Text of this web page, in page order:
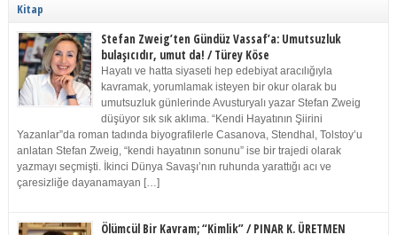
Kitap
Stefan Zweig’ten Gündüz Vassaf’a: Umutsuzluk
bulaşıcıdır, umut da! / Türey Köse
Hayatı ve hatta siyaseti hep edebiyat aracılığıyla
kavramak, yorumlamak isteyen bir okur olarak bu
umutsuzluk günlerinde Avusturyalı yazar Stefan Zweig
düşüyor sık sık aklıma. “Kendi Hayatının Şiirini
Yazanlar”da roman tadında biyografilerle Casanova, Stendhal, Tolstoy’u
anlatan Stefan Zweig, “kendi hayatının sonunu” ise bir trajedi olarak
yazmayı seçmişti. İkinci Dünya Savaşı’nın ruhunda yarattığı acı ve
çaresizliğe dayanamayan […]
Ölümcül Bir Kavram; “Kimlik” / PINAR K. ÜRETMEN